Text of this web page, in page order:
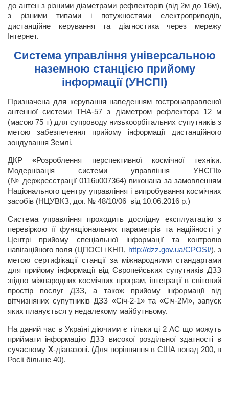
до антен з різними діаметрами рефлекторів (від 2м до 16м),
з різними типами і потужностями електроприводів,
дистанційне керування та діагностика через мережу
Інтернет.
Система управління універсальною
наземною станцією прийому
інформації (УНСПІ)
Призначена для керування наведенням гостронаправленої
антенної системи ТНА-57 з діаметром рефлектора 12 м
(масою 75 т) для супроводу низькоорбітальних супутників з
метою забезпечення прийому інформації дистанційного
зондування Землі.
ДКР «Розроблення перспективної космічної техніки.
Модернізація системи управління УНСПІ»
(№ держреєстрації 0116u007364) виконана за замовленням
Національного центру управління і випробування космічних
засобів (НЦУВКЗ, дог. № 48/10/06 від 10.06.2016 р.)
Система управління проходить дослідну експлуатацію з
перевіркою її функціональних параметрів та надійності у
Центрі прийому спеціальної інформації та контролю
навігаційного поля (ЦПОСІ і КНП, http://dzz.gov.ua/CPOSI/), з
метою сертифікації станції за міжнародними стандартами
для прийому інформації від Європейських супутників ДЗЗ
згідно міжнародних космічних програм, інтеграції в світовий
простір послуг ДЗЗ, а також прийому інформації від
вітчизняних супутників ДЗЗ «Січ-2-1» та «Січ-2М», запуск
яких планується у недалекому майбутньому.
На даний час в Україні діючими є тільки ці 2 АС що можуть
приймати інформацію ДЗЗ високої роздільної здатності в
сучасному Х-діапазоні. (Для порівняння в США понад 200, в
Росії більше 40).